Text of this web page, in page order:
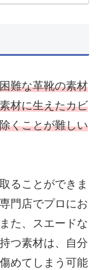
難な革靴の素材
材に生えたカビ
くことが難しい
ることができま
門店でプロにお
また、スエードな
つ素材は、自分
めてしまう可能